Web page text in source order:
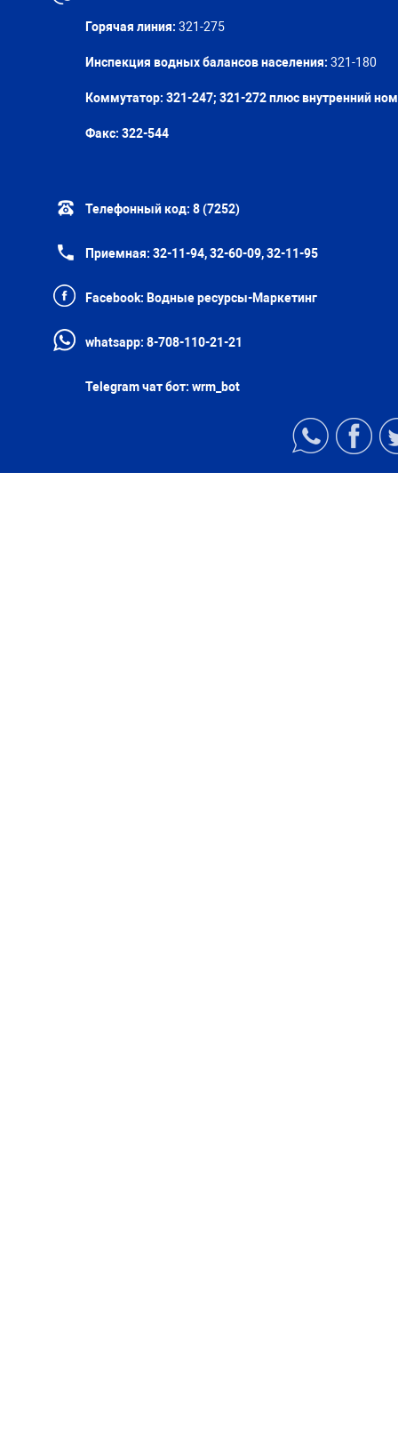
Горячая линия: 321-275
Инспекция водных балансов населения: 321-180
Коммутатор: 321-247; 321-272 плюс внутренний
Факс: 322-544
Телефонный код: 8 (7252)
Приемная: 32-11-94, 32-60-09, 32-11-95
Facebook: Водные ресурсы-Маркетинг
whatsapp: 8-708-110-21-21
Telegram чат бот: wrm_bot